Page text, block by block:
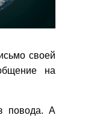
своей
на
повода. А